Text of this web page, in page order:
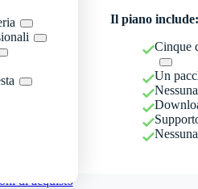
Il piano include:
Cinque
Un
di acquisto